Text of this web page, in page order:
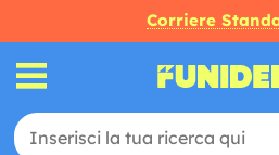
Corriere